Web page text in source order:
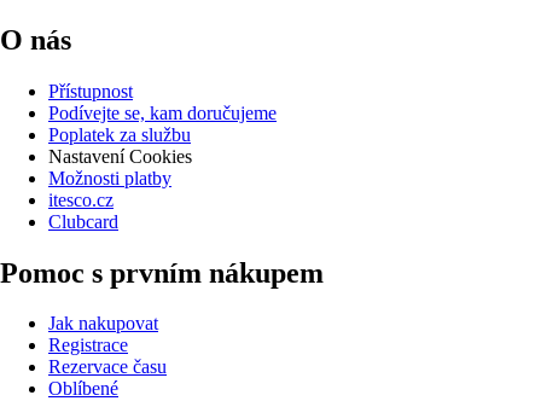
O nás
Přístupnost
Podívejte se, kam doručujeme
Poplatek za službu
Nastavení Cookies
Možnosti platby
itesco.cz
Clubcard
Pomoc s prvním nákupem
Jak nakupovat
Registrace
Rezervace času
Oblíbené